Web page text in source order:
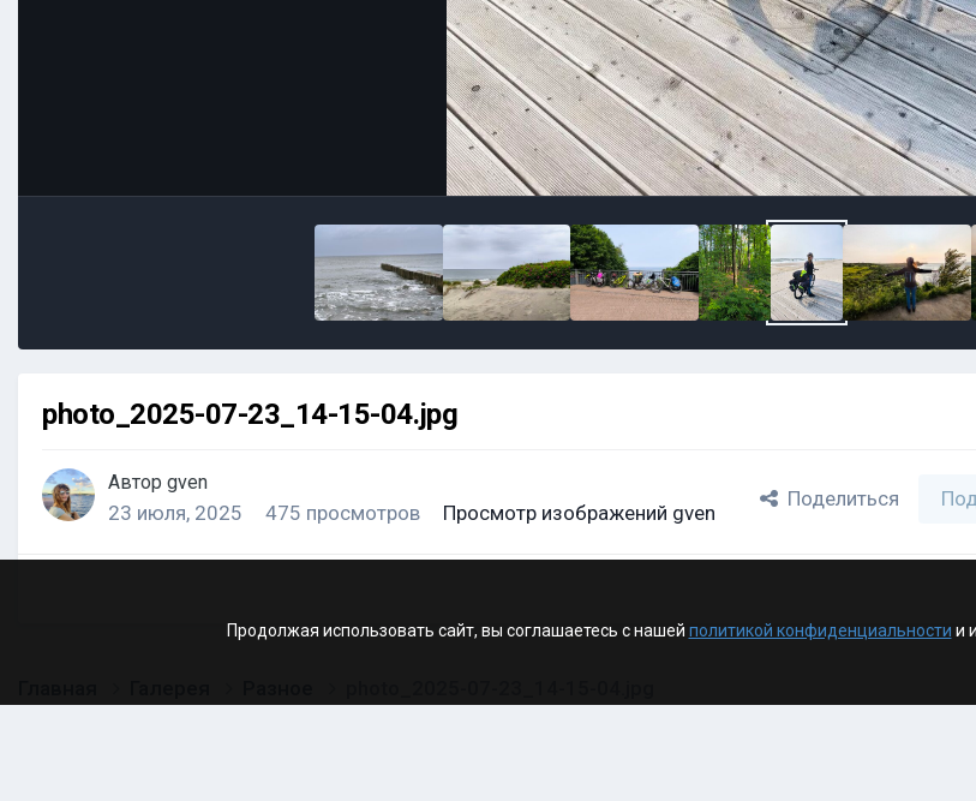
photo_2025-07-23_14-15-04.jpg
Автор gven
23 июля, 2025 475 просмотров Просмотр изображений gven
Поделиться
Продолжая использовать сайт, вы соглашаетесь с нашей политикой конфиденциальности и